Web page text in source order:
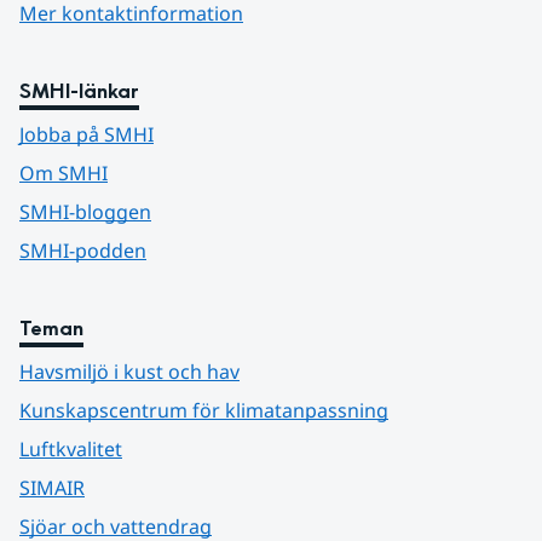
Mer kontaktinformation
SMHI-länkar
Jobba på SMHI
Om SMHI
SMHI-bloggen
SMHI-podden
Teman
Havsmiljö i kust och hav
Kunskapscentrum för klimatanpassning
Luftkvalitet
SIMAIR
Sjöar och vattendrag